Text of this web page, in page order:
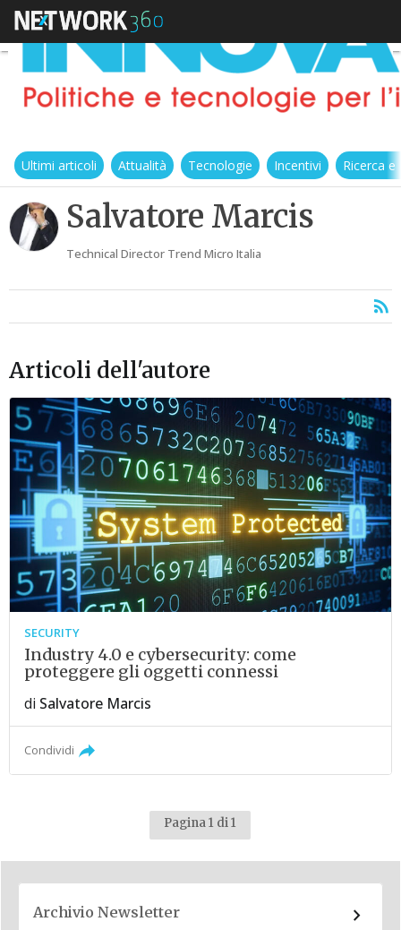
Ultimi articoli Attualità Tecnologie Incentivi Ricerca
Salvatore Marcis
Technical Director Trend Micro Italia
Articoli dell'autore
SECURITY
Industry 4.0 e cybersecurity: come
proteggere gli oggetti connessi
di Salvatore Marcis
Condividi
Pagina 1 di 1
Archivio Newsletter